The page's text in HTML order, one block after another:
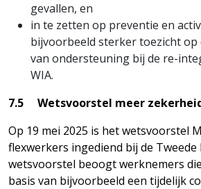
gevallen, en
in te zetten op preventie en
bijvoorbeeld sterker toezicht
van ondersteuning bij de re-
WIA.
7.5 Wetsvoorstel meer
Op 19 mei 2025 is het wetsvoorstel
flexwerkers ingediend bij de Tweede
wetsvoorstel beoogt werknemers
basis van bijvoorbeeld een tijdelijk